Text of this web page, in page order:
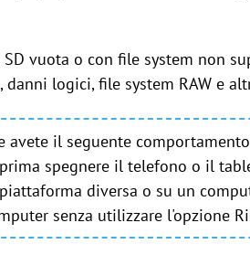
SD vuota o con file system non
logici, file system RAW e
avete il seguente
spegnere il telefono o il
diversa o su un
senza utilizzare l'opzione